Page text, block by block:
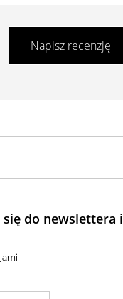
Napisz recenzję
się do newslettera i